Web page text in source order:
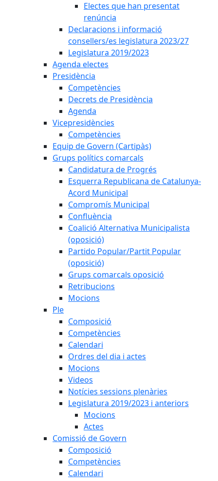
Electes que han presentat
renúncia
Declaracions i informació
consellers/es legislatura 2023/27
Legislatura 2019/2023
Agenda electes
Presidència
Competències
Decrets de Presidència
Agenda
Vicepresidències
Competències
Equip de Govern (Cartipàs)
Grups polítics comarcals
Candidatura de Progrés
Esquerra Republicana de Catalunya-
Acord Municipal
Compromís Municipal
Confluència
Coalició Alternativa Municipalista
(oposició)
Partido Popular/Partit Popular
(oposició)
Grups comarcals oposició
Retribucions
Mocions
Ple
Composició
Competències
Calendari
Ordres del dia i actes
Mocions
Videos
Notícies sessions plenàries
Legislatura 2019/2023 i anteriors
Mocions
Actes
Comissió de Govern
Composició
Competències
Calendari